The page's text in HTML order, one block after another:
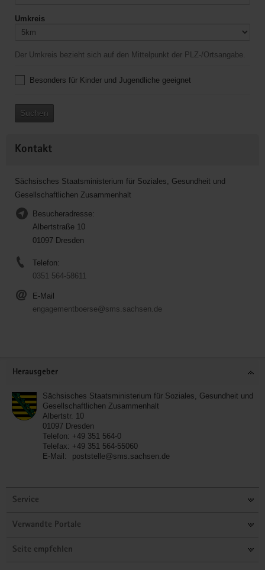
Umkreis
Der Umkreis bezieht sich auf den Mittelpunkt der PLZ-/Ortsangabe.
Besonders für Kinder und Jugendliche geeignet
Suchen
Kontakt
Sächsisches Staatsministerium für Soziales, Gesundheit und
Gesellschaftlichen Zusammenhalt
Besucheradresse:
Albertstraße 10
01097 Dresden
Telefon:
0351 564-58611
E-Mail
engagementboerse@sms.sachsen.de
Herausgeber
Sächsisches Staatsministerium für Soziales, Gesundheit und
Gesellschaftlichen Zusammenhalt
Albertstr. 10
01097 Dresden
Telefon: +49 351 564-0
Telefax: +49 351 564-55060
E-Mail:
poststelle@sms.sachsen.de
Service
Verwandte Portale
Seite empfehlen